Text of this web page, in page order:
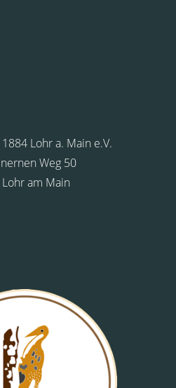
Lohr a. Main e.V.
Weg 50
am Main